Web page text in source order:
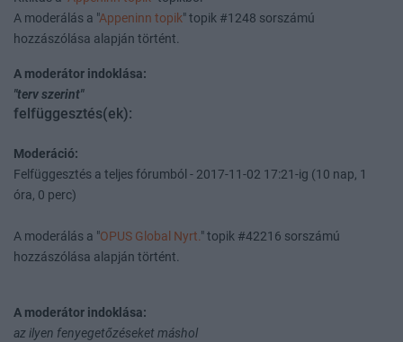
A moderálás a "Appeninn topik" topik #1248 sorszámú
hozzászólása alapján történt.
A moderátor indoklása:
"terv szerint"
felfüggesztés(ek):
Moderáció:
Felfüggesztés a teljes fórumból - 2017-11-02 17:21-ig (10 nap, 1
óra, 0 perc)
A moderálás a "OPUS Global Nyrt." topik #42216 sorszámú
hozzászólása alapján történt.
A moderátor indoklása:
az ilyen fenyegetőzéseket máshol